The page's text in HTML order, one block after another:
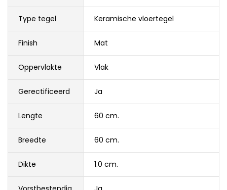
Type tegel Keramische vloertegel
Finish Mat
Oppervlakte Vlak
Gerectificeerd Ja
Lengte 60 cm.
Breedte 60 cm.
Dikte 1.0 cm.